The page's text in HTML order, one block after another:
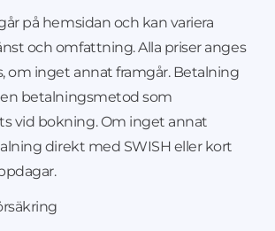
på hemsidan och kan variera
och omfattning. Alla priser anges
om inget annat framgår. Betalning
betalningsmetod som
vid bokning. Om inget annat
direkt med SWISH eller kort